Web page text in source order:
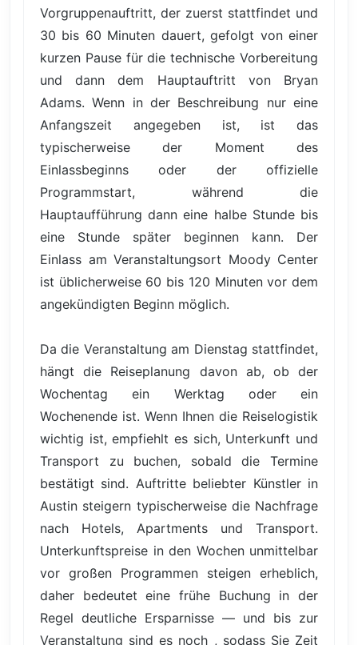
Vorgruppenauftritt, der zuerst stattfindet und
30 bis 60 Minuten dauert, gefolgt von einer
kurzen Pause für die technische Vorbereitung
und dann dem Hauptauftritt von Bryan
Adams. Wenn in der Beschreibung nur eine
Anfangszeit angegeben ist, ist das
typischerweise der Moment des
Einlassbeginns oder der offizielle
Programmstart, während die
Hauptaufführung dann eine halbe Stunde bis
eine Stunde später beginnen kann. Der
Einlass am Veranstaltungsort Moody Center
ist üblicherweise 60 bis 120 Minuten vor dem
angekündigten Beginn möglich.
Da die Veranstaltung am Dienstag stattfindet,
hängt die Reiseplanung davon ab, ob der
Wochentag ein Werktag oder ein
Wochenende ist. Wenn Ihnen die Reiselogistik
wichtig ist, empfiehlt es sich, Unterkunft und
Transport zu buchen, sobald die Termine
bestätigt sind. Auftritte beliebter Künstler in
Austin steigern typischerweise die Nachfrage
nach Hotels, Apartments und Transport.
Unterkunftspreise in den Wochen unmittelbar
vor großen Programmen steigen erheblich,
daher bedeutet eine frühe Buchung in der
Regel deutliche Ersparnisse — und bis zur
Veranstaltung sind es noch , sodass Sie Zeit